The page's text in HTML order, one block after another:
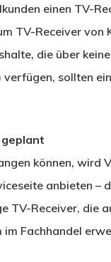
einen TV-
TV-Receiver von
die über
sollten
können, wird
anbieten –
TV-Receiver, die
im Fachhandel